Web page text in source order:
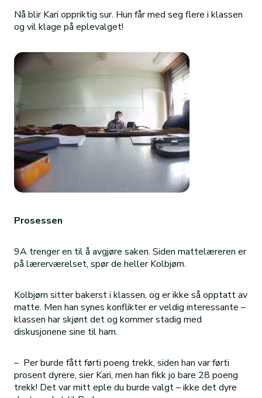
Nå blir Kari oppriktig sur. Hun får med seg flere i klassen
og vil klage på eplevalget!
Prosessen
9A trenger en til å avgjøre saken. Siden mattelæreren er
på lærerværelset, spør de heller Kolbjørn.
Kolbjørn sitter bakerst i klassen, og er ikke så opptatt av
matte. Men han synes konflikter er veldig interessante –
klassen har skjønt det og kommer stadig med
diskusjonene sine til ham.
– Per burde fått førti poeng trekk, siden han var førti
prosent dyrere, sier Kari, men han fikk jo bare 28 poeng
trekk! Det var mitt eple du burde valgt – ikke det dyre